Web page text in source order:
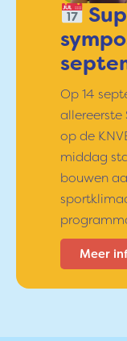
Op 14
allereerste
op de
middag
bouwen
Meer